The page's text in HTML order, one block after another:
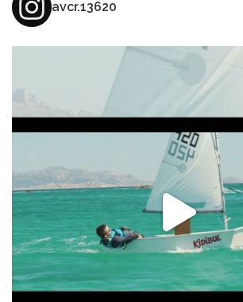
avcr.13620